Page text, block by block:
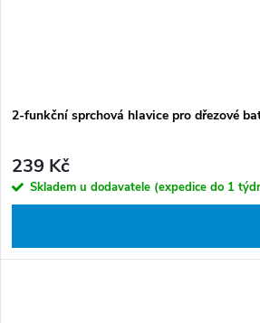
2-funkční sprchová hlavice pro dřezové
239 Kč
Skladem u dodavatele (expedice do 1